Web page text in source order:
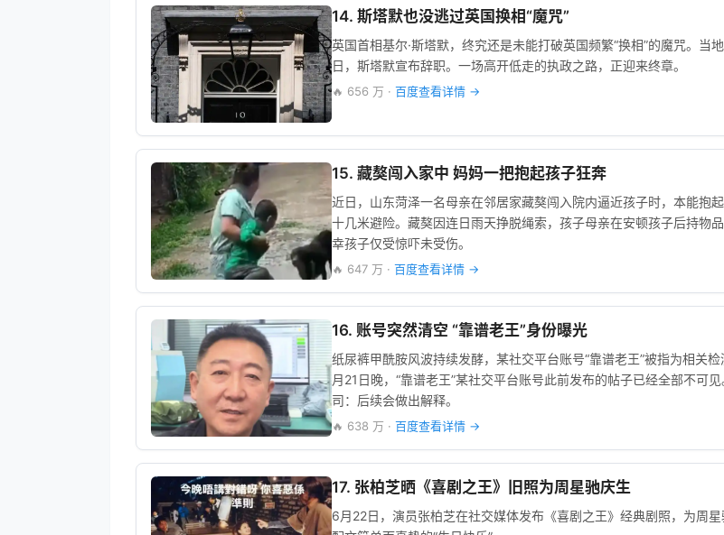
14. 斯塔默也没逃过英国换相“魔咒”
英国首相基尔·斯塔默，终究还是未能打破英国频繁“换相”的魔咒。当
日，斯塔默宣布辞职。一场高开低走的执政之路，正迎来终章。
🔥 656 万 · 百度查看详情 →
15. 藏獒闯入家中 妈妈一把抱起孩子狂奔
近日，山东菏泽一名母亲在邻居家藏獒闯入院内逼近孩子时，本能抱
十几米避险。藏獒因连日雨天挣脱绳索，孩子母亲在安顿孩子后持物
幸孩子仅受惊吓未受伤。
🔥 647 万 · 百度查看详情 →
16. 账号突然清空 “靠谱老王”身份曝光
纸尿裤甲酰胺风波持续发酵，某社交平台账号“靠谱老王”被指为相关
月21日晚，“靠谱老王”某社交平台账号此前发布的帖子已经全部不可
司：后续会做出解释。
🔥 638 万 · 百度查看详情 →
17. 张柏芝晒《喜剧之王》旧照为周星驰庆生
6月22日，演员张柏芝在社交媒体发布《喜剧之王》经典剧照，为周星